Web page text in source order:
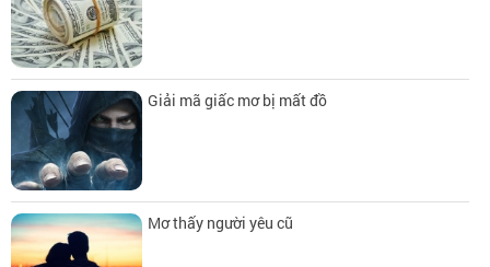
Giải mã giấc mơ bị mất đồ
Mơ thấy người yêu cũ